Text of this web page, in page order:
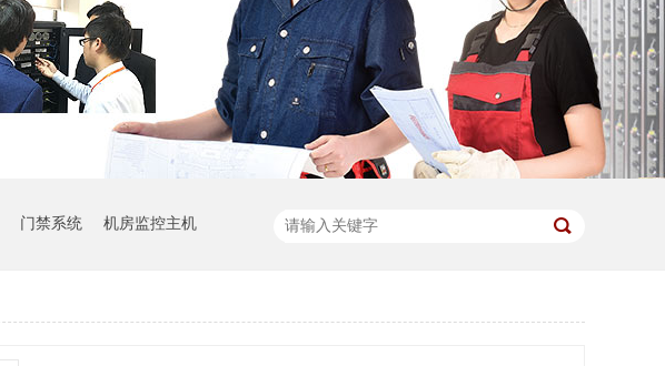
门禁系统 机房监控主机